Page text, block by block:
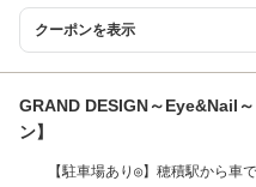
クーポンを表示
GRAND DESIGN～Eye&Nail
ン】
【駐車場あり◎】穂積駅から車